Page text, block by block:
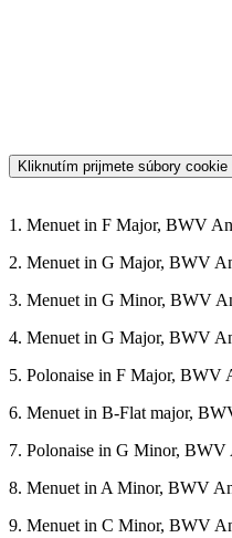
Kliknutím prijmete súbory
8. Menuet in A Minor, BWV
9. Menuet in C Minor, BWV
10. March in D Major, BWV
11. Polonaise in G Minor, BWV
12. March in G Major, BWV
1. Menuet in F Major, BWV
2. Menuet in G Major, BWV
3. Menuet in G Minor, BWV
4. Menuet in G Major, BWV